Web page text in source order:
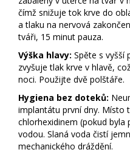
čímž snižuje tok krve do
a tlaku na nervová
tváři, 15 minut pauza.
Výška hlavy: Spěte s vyšší
zvyšuje tlak krve v hlavě,
noci. Použijte dvě polštáře.
Hygiena bez doteků:
implantátu první dny. Místo
chlorhexidinem (pokud
vodou. Slaná voda čistí
mechanického dráždění.